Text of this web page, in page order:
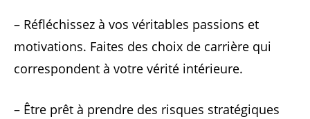
– Réfléchissez à vos véritables passions et
motivations. Faites des choix de carrière qui
correspondent à votre vérité intérieure.
– Être prêt à prendre des risques stratégiques